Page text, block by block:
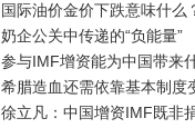
国际油价金价下跌意味什么
奶企公关中传递的“负能量”
参与IMF增资能为中国带来
希腊造血还需依靠基本制度
徐立凡：中国增资IMF既非